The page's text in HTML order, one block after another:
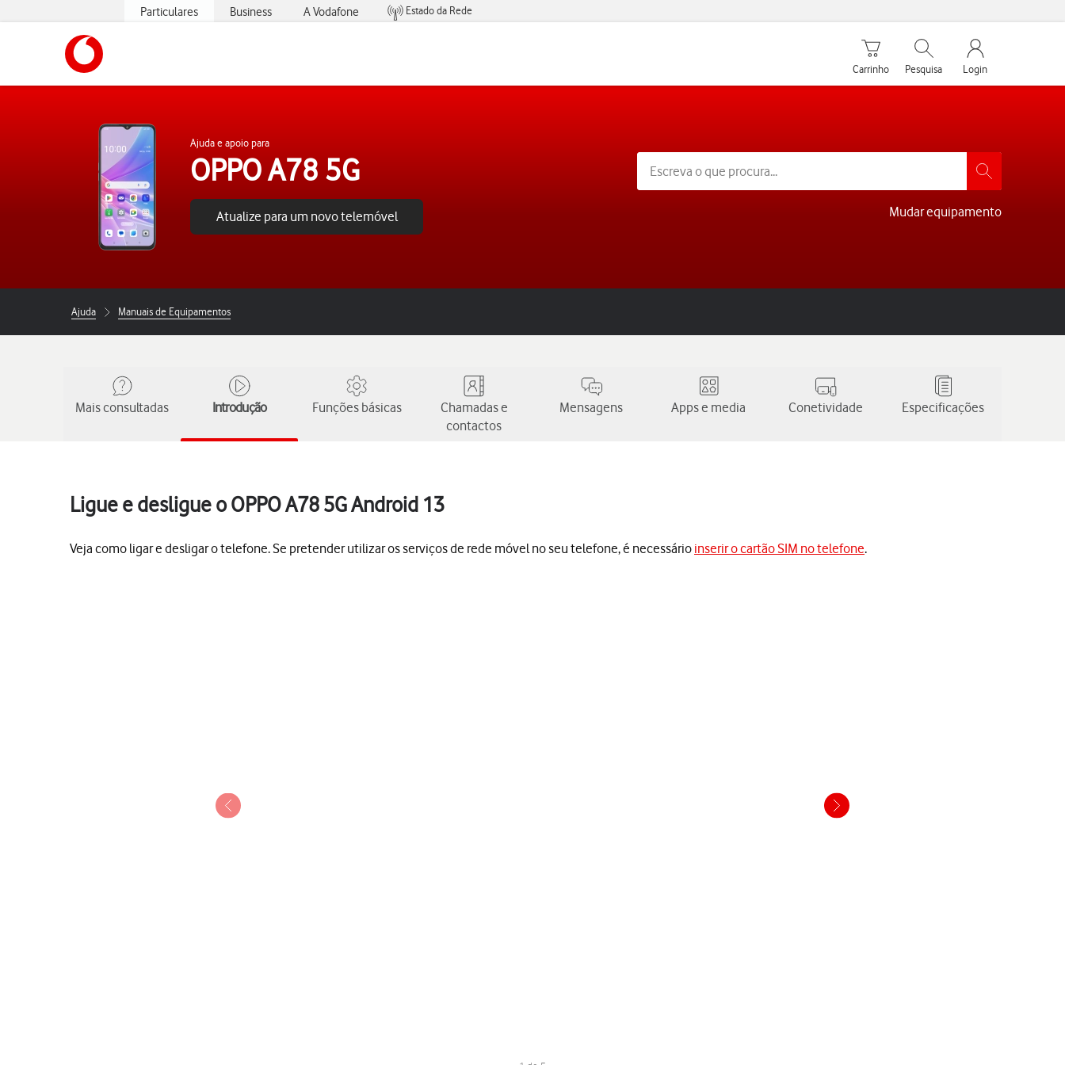
Particulares Business A Vodafone
Estado da Rede
Carrinho de compras
Carrinho
Pesquisar
Pesquisa
My Vodafone
Login
Ajuda e apoio para
OPPO A78 5G
Atualize para um novo telemóvel Mudar equipamento
Ajuda Manuais de Equipamentos
Mais consultadas Introdução Funções básicas
Chamadas e
contactos
Mensagens Apps e media Conetividade Especificações
Ligue e desligue o OPPO A78 5G Android 13
Veja como ligar e desligar o telefone. Se pretender utilizar os serviços de rede móvel no seu telefone, é necessário inserir o cartão SIM no telefone.